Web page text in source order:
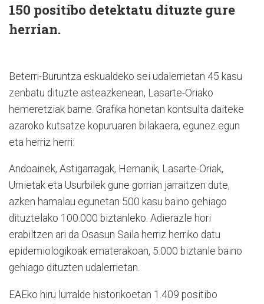
150 positibo detektatu dituzte gure
herrian.
Beterri-Buruntza eskualdeko sei udalerrietan 45 kasu
zenbatu dituzte asteazkenean, Lasarte-Oriako
hemeretziak barne. Grafika honetan kontsulta daiteke
azaroko kutsatze kopuruaren bilakaera, egunez egun
eta herriz herri:
Andoainek, Astigarragak, Hernanik, Lasarte-Oriak,
Urnietak eta Usurbilek gune gorrian jarraitzen dute,
azken hamalau egunetan 500 kasu baino gehiago
dituztelako 100.000 biztanleko. Adierazle hori
erabiltzen ari da Osasun Saila herriz herriko datu
epidemiologikoak ematerakoan, 5.000 biztanle baino
gehiago dituzten udalerrietan.
EAEko hiru lurralde historikoetan 1.409 positibo